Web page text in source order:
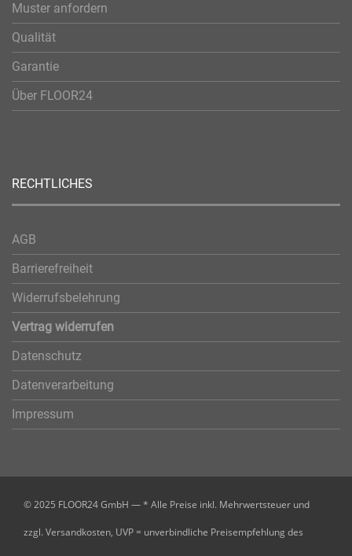
Muster anfordern
Qualität
Garantie
Über FLOOR24
RECHTLICHES
AGB
Barrierefreiheit
Widerrufsbelehrung
Vertrag widerrufen
Datenschutz
Datenverarbeitung
Impressum
© 2025 FLOOR24 GmbH — * Alle Preise inkl. Mehrwertsteuer und
zzgl. Versandkosten, UVP = unverbindliche Preisempfehlung des